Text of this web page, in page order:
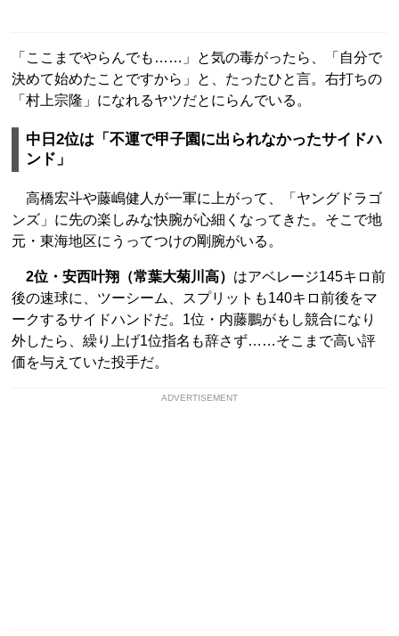
「ここまでやらんでも……」と気の毒がったら、「自分で
決めて始めたことですから」と、たったひと言。右打ちの
「村上宗隆」になれるヤツだとにらんでいる。
中日2位は「不運で甲子園に出られなかったサイドハ
ンド」
高橋宏斗や藤嶋健人が一軍に上がって、「ヤングドラゴ
ンズ」に先の楽しみな快腕が心細くなってきた。そこで地
元・東海地区にうってつけの剛腕がいる。
2位・安西叶翔（常葉大菊川高） はアベレージ145キロ前
後の速球に、ツーシーム、スプリットも140キロ前後をマ
ークするサイドハンドだ。1位・内藤鵬がもし競合になり
外したら、繰り上げ1位指名も辞さず……そこまで高い評
価を与えていた投手だ。
ADVERTISEMENT